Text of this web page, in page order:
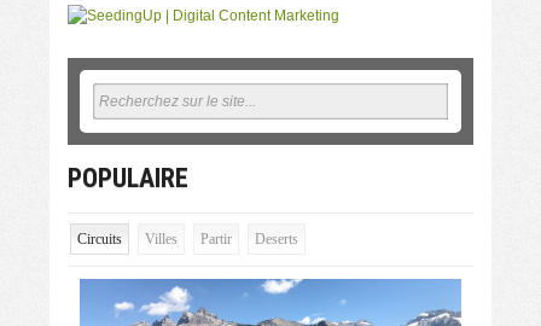
POPULAIRE
Circuits Villes Partir Deserts